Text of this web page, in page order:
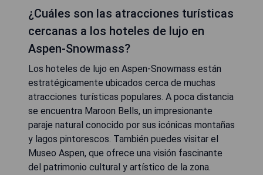
¿Cuáles son las atracciones turísticas
cercanas a los hoteles de lujo en
Aspen-Snowmass?
Los hoteles de lujo en Aspen-Snowmass están
estratégicamente ubicados cerca de muchas
atracciones turísticas populares. A poca distancia
se encuentra Maroon Bells, un impresionante
paraje natural conocido por sus icónicas montañas
y lagos pintorescos. También puedes visitar el
Museo Aspen, que ofrece una visión fascinante
del patrimonio cultural y artístico de la zona.